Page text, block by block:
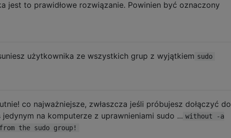
jest to prawidłowe rozwiązanie. Powinien być oznaczony
użytkownika ze wszystkich grup z wyjątkiem sudo
co najważniejsze, zwłaszcza jeśli próbujesz dołączyć do
na komputerze z uprawnieniami sudo ... without -a
the sudo group!